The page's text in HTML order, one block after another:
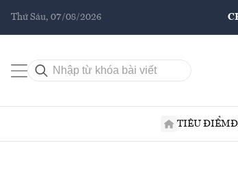
Thứ Sáu, 07/08/2026
TIÊU ĐIỂM